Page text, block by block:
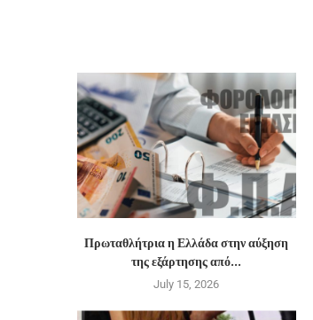
Πρωταθλήτρια η Ελλάδα στην αύξηση
της εξάρτησης από...
July 15, 2026